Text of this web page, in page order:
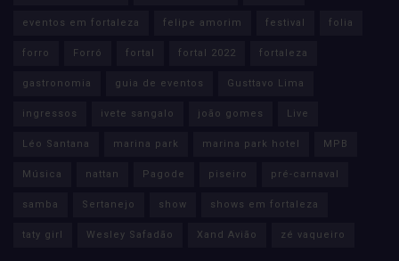
eventos em fortaleza felipe amorim festival folia
forro Forró fortal fortal 2022 fortaleza
gastronomia guia de eventos Gusttavo Lima
ingressos ivete sangalo joão gomes Live
Léo Santana marina park marina park hotel MPB
Música nattan Pagode piseiro pré-carnaval
samba Sertanejo show shows em fortaleza
taty girl Wesley Safadão Xand Avião zé vaqueiro